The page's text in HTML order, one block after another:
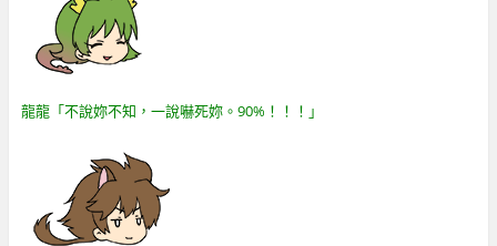
龍龍「不說妳不知，一說嚇死妳。90%！！！」